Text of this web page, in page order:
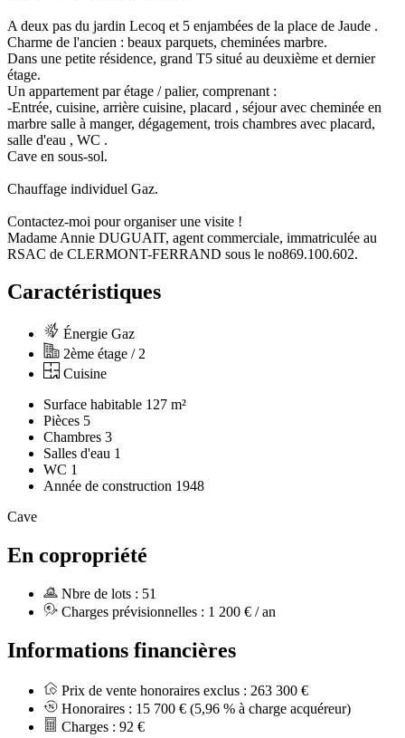
A deux pas du jardin Lecoq et 5 enjambées de la place de Jaude .
Charme de l'ancien : beaux parquets, cheminées marbre.
Dans une petite résidence, grand T5 situé au deuxième et dernier
étage.
Un appartement par étage / palier, comprenant :
-Entrée, cuisine, arrière cuisine, placard , séjour avec cheminée en
marbre salle à manger, dégagement, trois chambres avec placard,
salle d'eau , WC .
Cave en sous-sol.
Chauffage individuel Gaz.
Contactez-moi pour organiser une visite !
Madame Annie DUGUAIT, agent commerciale, immatriculée au
RSAC de CLERMONT-FERRAND sous le no869.100.602.
Caractéristiques
Énergie Gaz
2ème étage / 2
Cuisine
Surface habitable 127 m²
Pièces 5
Chambres 3
Salles d'eau 1
WC 1
Année de construction 1948
Cave
En copropriété
Nbre de lots : 51
Charges prévisionnelles : 1 200 € / an
Informations financières
Prix de vente honoraires exclus : 263 300 €
Honoraires : 15 700 € (5,96 % à charge acquéreur)
Charges : 92 €